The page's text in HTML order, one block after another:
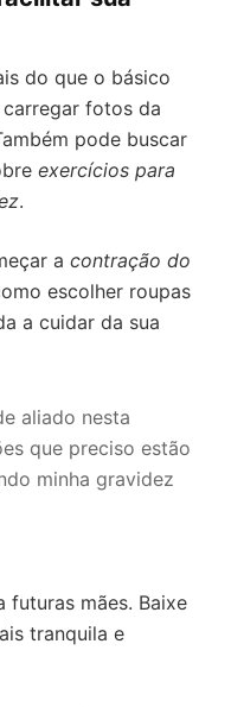
do que o básico
fotos da
pode buscar
exercícios para
.
a contração do
escolher roupas
a cuidar da sua
aliado nesta
que preciso estão
minha gravidez
futuras mães. Baixe
tranquila e